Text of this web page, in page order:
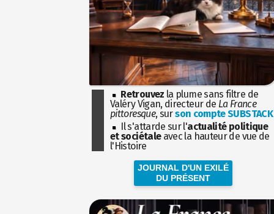
Retrouvez la plume sans filtre de
Valéry Vigan, directeur de La France
pittoresque, surson compte SUBSTACK
Il s'attarde sur l'actualité politique
et sociétaleavec la hauteur de vue de
l'Histoire
JOURNAL D'UN EXILÉ
DU PRÉSENT